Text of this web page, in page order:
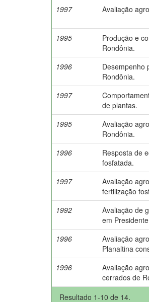
1997 Avaliação
1995
Produção e
Rondônia.
1996
Desempenho
Rondônia.
1997
de plantas.
1995
Avaliação
Rondônia.
1996
Resposta de
fosfatada.
1997
Avaliação
fertilização
1992
Avaliação de
em
1996
Avaliação
Planaltina
1996
Avaliação
cerrados de
Resultado 1-10 de 14.